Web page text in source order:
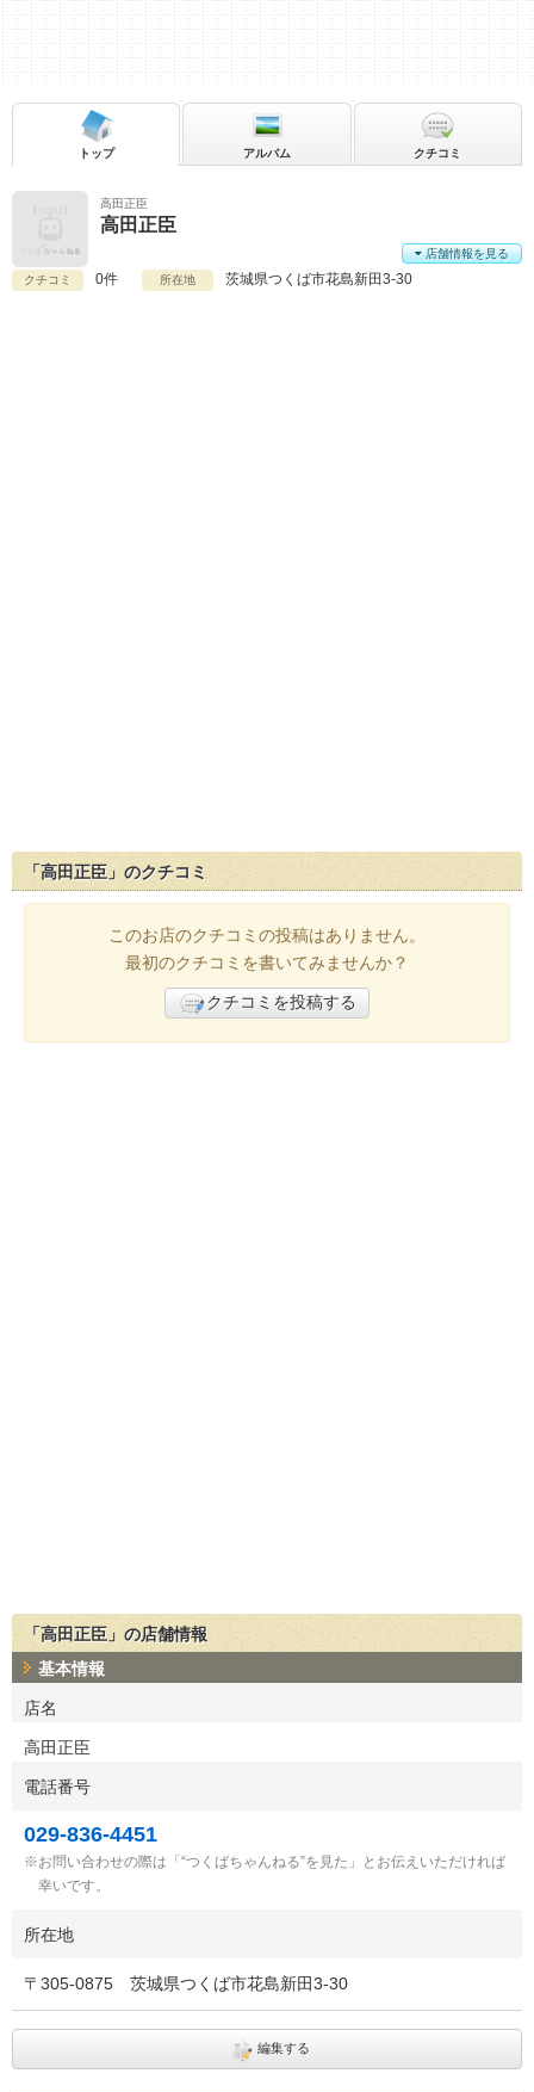
高田正臣
高田正臣
クチコミ 0件 所在地 茨城県つくば市花島新田3-30
店舗情報を見る
トップ アルバム クチコミ
「高田正臣」のクチコミ
このお店のクチコミの投稿はありません。
最初のクチコミを書いてみませんか？
クチコミを投稿する
「高田正臣」の店舗情報
基本情報
店名
高田正臣
電話番号
029-836-4451
お問い合わせの際は「“つくばちゃんねる”を見た」とお伝えいただければ
幸いです。
所在地
〒 305-0875 茨城県つくば市花島新田3-30
編集する